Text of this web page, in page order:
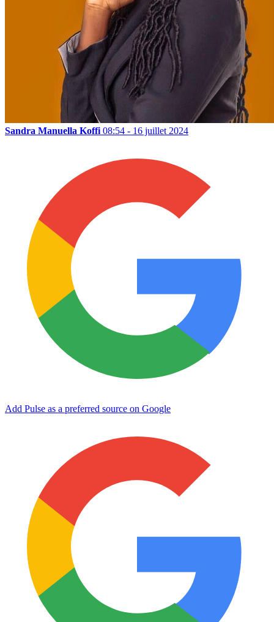
Sandra Manuella Koffi 08:54 - 16 juillet 2024
Add Pulse as a preferred source on Google